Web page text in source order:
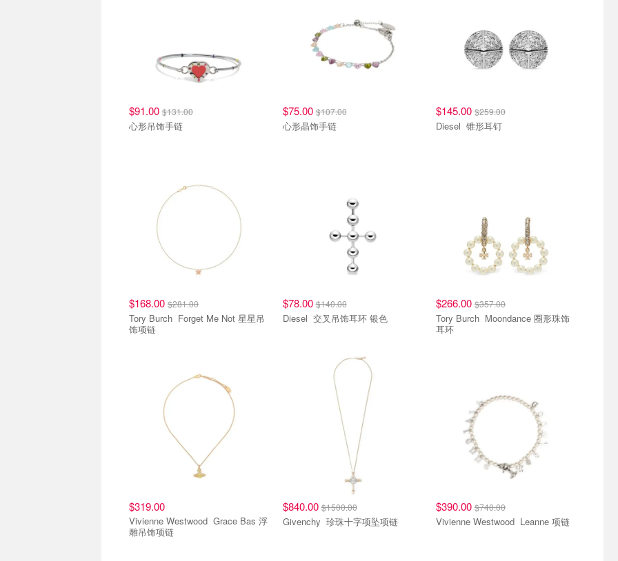
$91.00 $131.00
心形吊饰手链
$75.00$107.00
心形晶饰手链
$145.00 $259.00
Diesel 锥形耳钉
$168.00 $281.00
Tory Burch Forget Me Not 星星吊
饰项链
$78.00$140.00
Diesel 交叉吊饰耳环 银色
$266.00 $357.00
Tory Burch Moondance 圈形珠饰
耳环
$319.00
Vivienne Westwood Grace Bas 浮
雕吊饰项链
$840.00$1500.00
Givenchy 珍珠十字项坠项链
$390.00 $740.00
Vivienne Westwood Leanne 项链